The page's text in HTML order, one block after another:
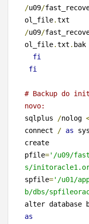
/u09/
ol_file.
/u09/
ol_file.txt . bak
fi
fi
# Backup do
novo:
sqlplus
/nolog
connect
/ as
create
pfile='/u09/
s/
spfile='/u01/
b/dbs/
as